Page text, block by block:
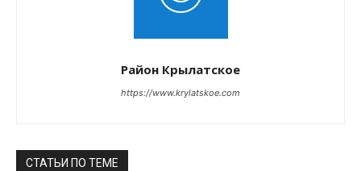
Район Крылатское
https://www.krylatskoe.com
СТАТЬИ ПО ТЕМЕ